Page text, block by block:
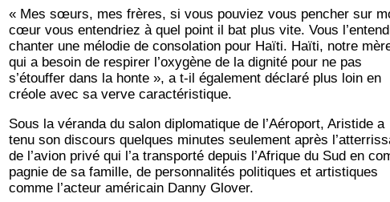
« Mes sœurs, mes frères, si vous pou­viez vous pen­cher sur
cœur vous enten­driez à quel point il bat plus vite. Vous
chan­ter une mélo­die de conso­la­tion pour Haï­ti. Haï­ti, notre
qui a besoin de res­pi­rer l’oxygène de la digni­té pour ne pas
s’étouffer dans la honte », a t‑il éga­le­ment décla­ré plus loin en
créole avec sa verve caractéristique.
Sous la véran­da du salon diplo­ma­tique de l’Aéroport, Aris­tide a
tenu son dis­cours quelques minutes seule­ment après
de l’avion pri­vé qui l’a trans­por­té depuis l’Afrique du Sud en
pa­gnie de sa famille, de per­son­na­li­tés poli­tiques et artis­tiques
comme l’acteur amé­ri­cain Dan­ny Glover.